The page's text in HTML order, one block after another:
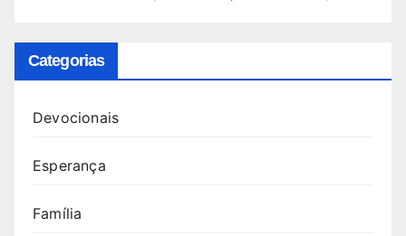
Categorias
Devocionais
Esperança
Família